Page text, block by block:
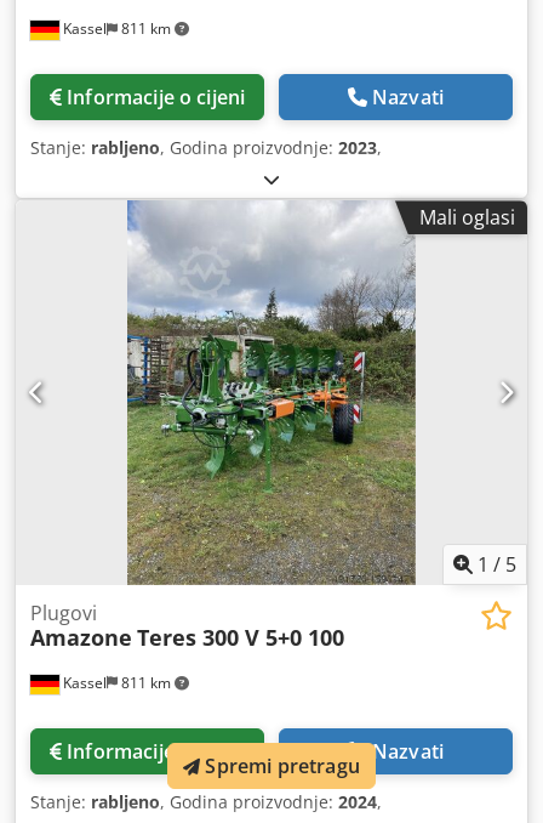
Kassel 811 km
Informacije o cijeni Nazvati
Stanje: rabljeno, Godina proizvodnje: 2023,
Mali oglasi
1 / 5
Kassel 811 km
Plugovi
Amazone Teres 300 V 5+0 100
Informacije o cijeni Nazvati
Stanje: rabljeno, Godina proizvodnje: 2024,
Spremi pretragu